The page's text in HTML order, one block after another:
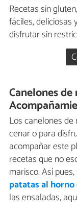
Recetas sin
fáciles, deliciosas
disfrutar sin
Canelones
Los canelones
cenar o para
acompañar este
recetas que no
marisco. Así
patatas al horno
las ensaladas,